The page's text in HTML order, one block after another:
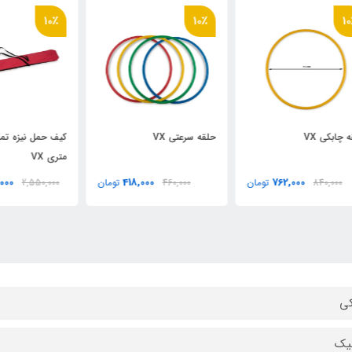
حلقه سرعتي VX
460,000
418,000
کيف حمل نيزه تمام زيپ 1.7
2,550,000
2,318,000 تومان